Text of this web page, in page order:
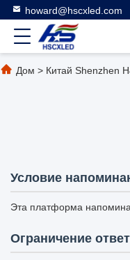
howard@hscxled.com
Дом > Китай Shenzhen
Условие
Эта платформа
Ограничение